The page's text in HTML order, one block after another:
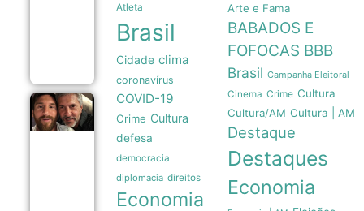
Bolsonaro
com
08/08
Jorge
Horacio
Messi morre
aos 68 anos
em Rosário e
recebe
homenagens
do mundo
Atleta
Brasil
Cidade clima
coronavírus
COVID-19
Crime Cultura
defesa
democracia
diplomacia direitos
Economia
Arte e Fama
BABADOS E
FOFOCAS BBB
Brasil Campanha Eleitoral
Cinema Crime Cultura
Cultura/AM Cultura | AM
Destaque
Destaques
Economia